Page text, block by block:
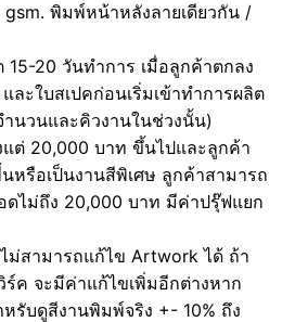
พิมพ์หน้าหลังลายเดียวกัน /
15-20 วันทำการ เมื่อลูกค้าตกลง
ละใบสเปคก่อนเริ่มเข้าทำการผลิต
ำนวนและคิวงานในช่วงนั้น)
แต่ 20,000 บาท ขึ้นไปและลูกค้า
หรือเป็นงานสีพิเศษ ลูกค้าสามารถ
ดไม่ถึง 20,000 บาท มีค่าปรุ๊ฟแยก
ม่สามารถแก้ไข Artwork ได้ ถ้า
ร์ค จะมีค่าแก้ไขเพิ่มอีกต่างหาก
รับดูสีงานพิมพ์จริง +- 10% ถึง